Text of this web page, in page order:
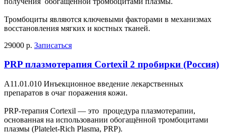
Тромбоциты являются ключевыми факторами в механизмах
восстановления мягких и костных тканей.
29000 р. Записаться
PRP плазмотерапия Cortexil 2 пробирки (Россия)
А11.01.010 Инъекционное введение лекарственных
препаратов в очаг поражения кожи.
PRP-терапия Cortexil — это процедура плазмотерапии,
основанная на использовании обогащённой тромбоцитами
плазмы (Platelet-Rich Plasma, PRP).